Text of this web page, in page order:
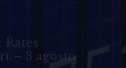
– 3 agosto